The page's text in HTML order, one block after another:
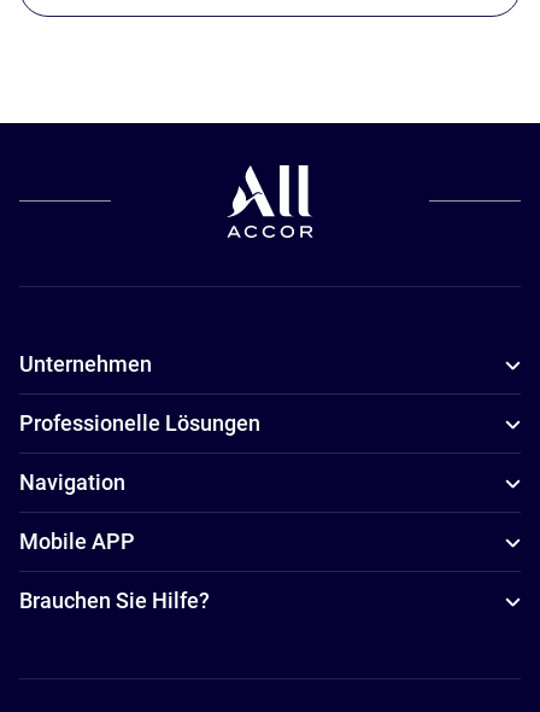
Unternehmen
Professionelle Lösungen
Navigation
Mobile APP
Brauchen Sie Hilfe?